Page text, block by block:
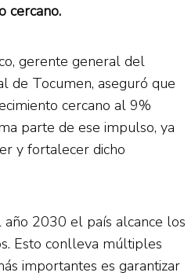
cercano.
gerente general del
de Tocumen, aseguró que
cercano al 9%
parte de ese impulso, ya
y fortalecer dicho
2030 el país alcance los
Esto conlleva múltiples
importantes es garantizar